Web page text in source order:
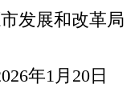
发展和改革局
年1 月 20 日